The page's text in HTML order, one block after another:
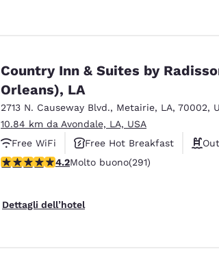
Country Inn & Suites by
Orleans), LA
2713 N. Causeway Blvd., Metairie, LA, 70002,
10.84 km da Avondale, LA, USA
Free WiFi
Free Hot Breakfast
Valutazione di 4.16 stelle. Molto buono. 291
4.2Molto buono(291)
Dettagli dell’hotel